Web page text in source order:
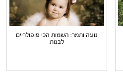
נועה ותמר: השמות הכי פופולריים
לבנות